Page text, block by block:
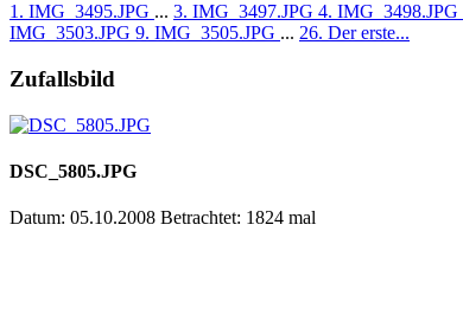
1. IMG_3495.JPG ... 3. IMG_3497.JPG 4. IMG_3498.JPG
IMG_3503.JPG 9. IMG_3505.JPG ... 26. Der erste...
Zufallsbild
DSC_5805.JPG
Datum: 05.10.2008 Betrachtet: 1824 mal